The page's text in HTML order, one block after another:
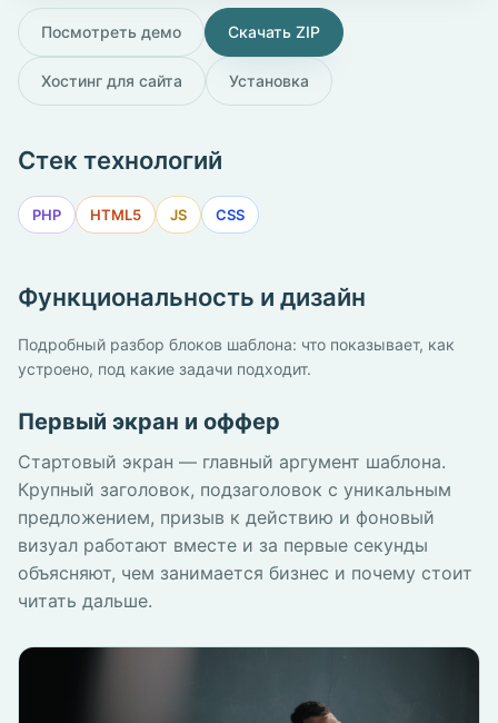
Посмотреть демо Скачать ZIP
Хостинг для сайта Установка
Стек технологий
PHP HTML5 JS CSS
Функциональность и дизайн
Подробный разбор блоков шаблона: что показывает, как
устроено, под какие задачи подходит.
Первый экран и оффер
Стартовый экран — главный аргумент шаблона.
Крупный заголовок, подзаголовок с уникальным
предложением, призыв к действию и фоновый
визуал работают вместе и за первые секунды
объясняют, чем занимается бизнес и почему стоит
читать дальше.